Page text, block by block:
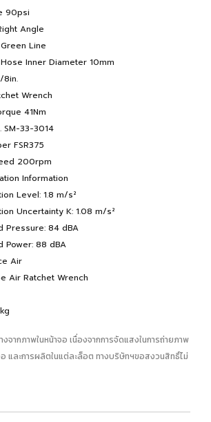
90psi
Angle
Line
Inner Diameter 10mm
8in.
Wrench
41Nm
SM-33-3014
FSR375
200rpm
Information
Level: 1.8 m/s²
Uncertainty K: 1.08 m/s²
Pressure: 84 dBA
Power: 88 dBA
Air
Air Ratchet Wrench
จากภาพในหน้าจอ เนื่องจากการจัดแสงในการถ่ายภาพ
และการผลิตในแต่ละล็อต ทางบริษัทฯขอสงวนสิทธิ์ไม่